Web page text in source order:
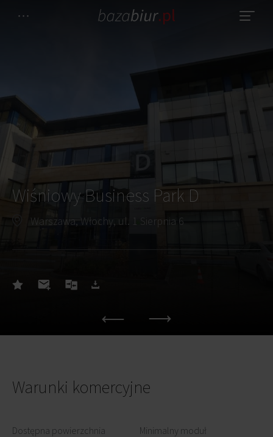
Wiśniowy Business Park D
Warszawa, Włochy, ul. 1 Sierpnia 6
Warunki komercyjne
Dostępna powierzchnia Minimalny moduł